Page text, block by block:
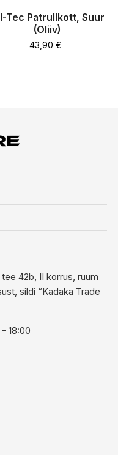
Tec Patrullkott, Suur
(oliiv)
Hind
43,90 €
tee 42b, II korrus, ruum
sildi “Kadaka Trade
18:00